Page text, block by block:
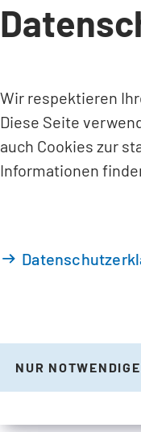
INHALT
Wir respektieren
Diese Seite
auch Cookies zur
Informationen
NUR